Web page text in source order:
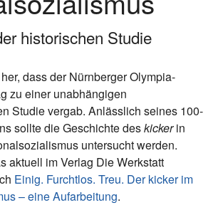
historischen Studie
dass der Nürnberger Olympia-
zu einer unabhängigen
Studie vergab. Anlässlich seines 100-
sollte die Geschichte deskickerin
untersucht werden.
aktuell im Verlag Die Werkstatt
Einig. Furchtlos. Treu. Der kicker im
– eine Aufarbeitung.